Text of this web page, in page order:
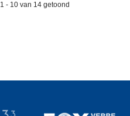
1 - 10 van 14 getoond